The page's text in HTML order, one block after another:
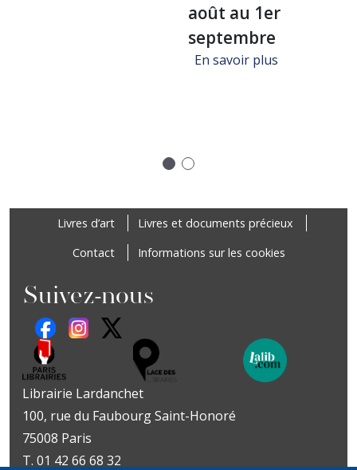
août au 1er
septembre
En savoir plus
Livres d’art
Livres et documents précieux
Contact
Informations sur les cookies
Suivez-nous
Librairie Lardanchet
100, rue du Faubourg Saint-Honoré
75008 Paris
T. 01 42 66 68 32